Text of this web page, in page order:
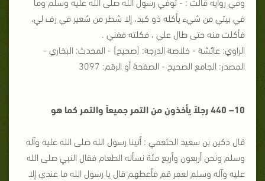
في بيتي من شيء يأكله ذو كبد، إلا شطر من شعير في رف لي،
فأكلت منه حتى طال علي ، فكلته ففني .
الراوي: عائشة - خلاصة الدرجة: [صحيح] - المحدث: البخاري -
المصدر: الجامع الصحيح - الصفحة أو الرقم: 3097
10– 440 رجلاً يأخذون من التمر جميعاً والتمر كما هو
قال دكين بن سعيد الخثعمي : أتينا رسول الله صلى الله عليه وآله
وسلم ونحن أربعون وأربع مئة نسأله الطعام فقال النبي صلى الله
عليه وآله وسلم لعمر قم فأعطهم قال يا رسول الله ما عندي إلا